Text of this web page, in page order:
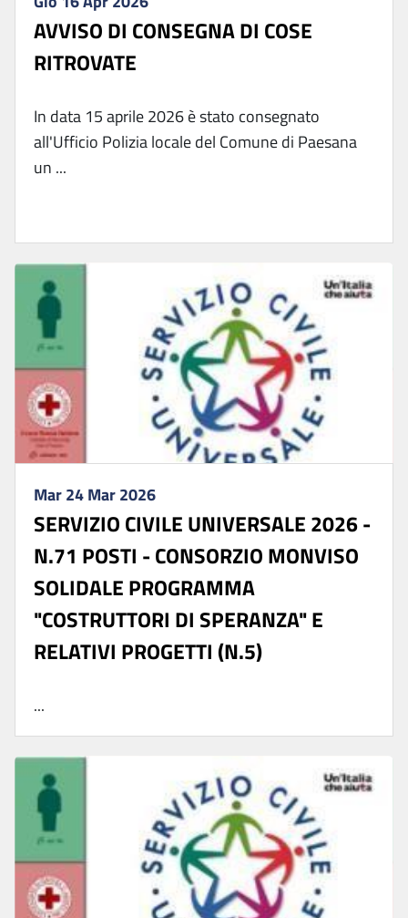
AVVISO DI CONSEGNA DI COSE
RITROVATE
In data 15 aprile 2026 è stato consegnato
all'Ufficio Polizia locale del Comune di Paesana
un ...
Mar 24 Mar 2026
SERVIZIO CIVILE UNIVERSALE 2026 -
N.71 POSTI - CONSORZIO MONVISO
SOLIDALE PROGRAMMA
"COSTRUTTORI DI SPERANZA" E
RELATIVI PROGETTI (N.5)
...